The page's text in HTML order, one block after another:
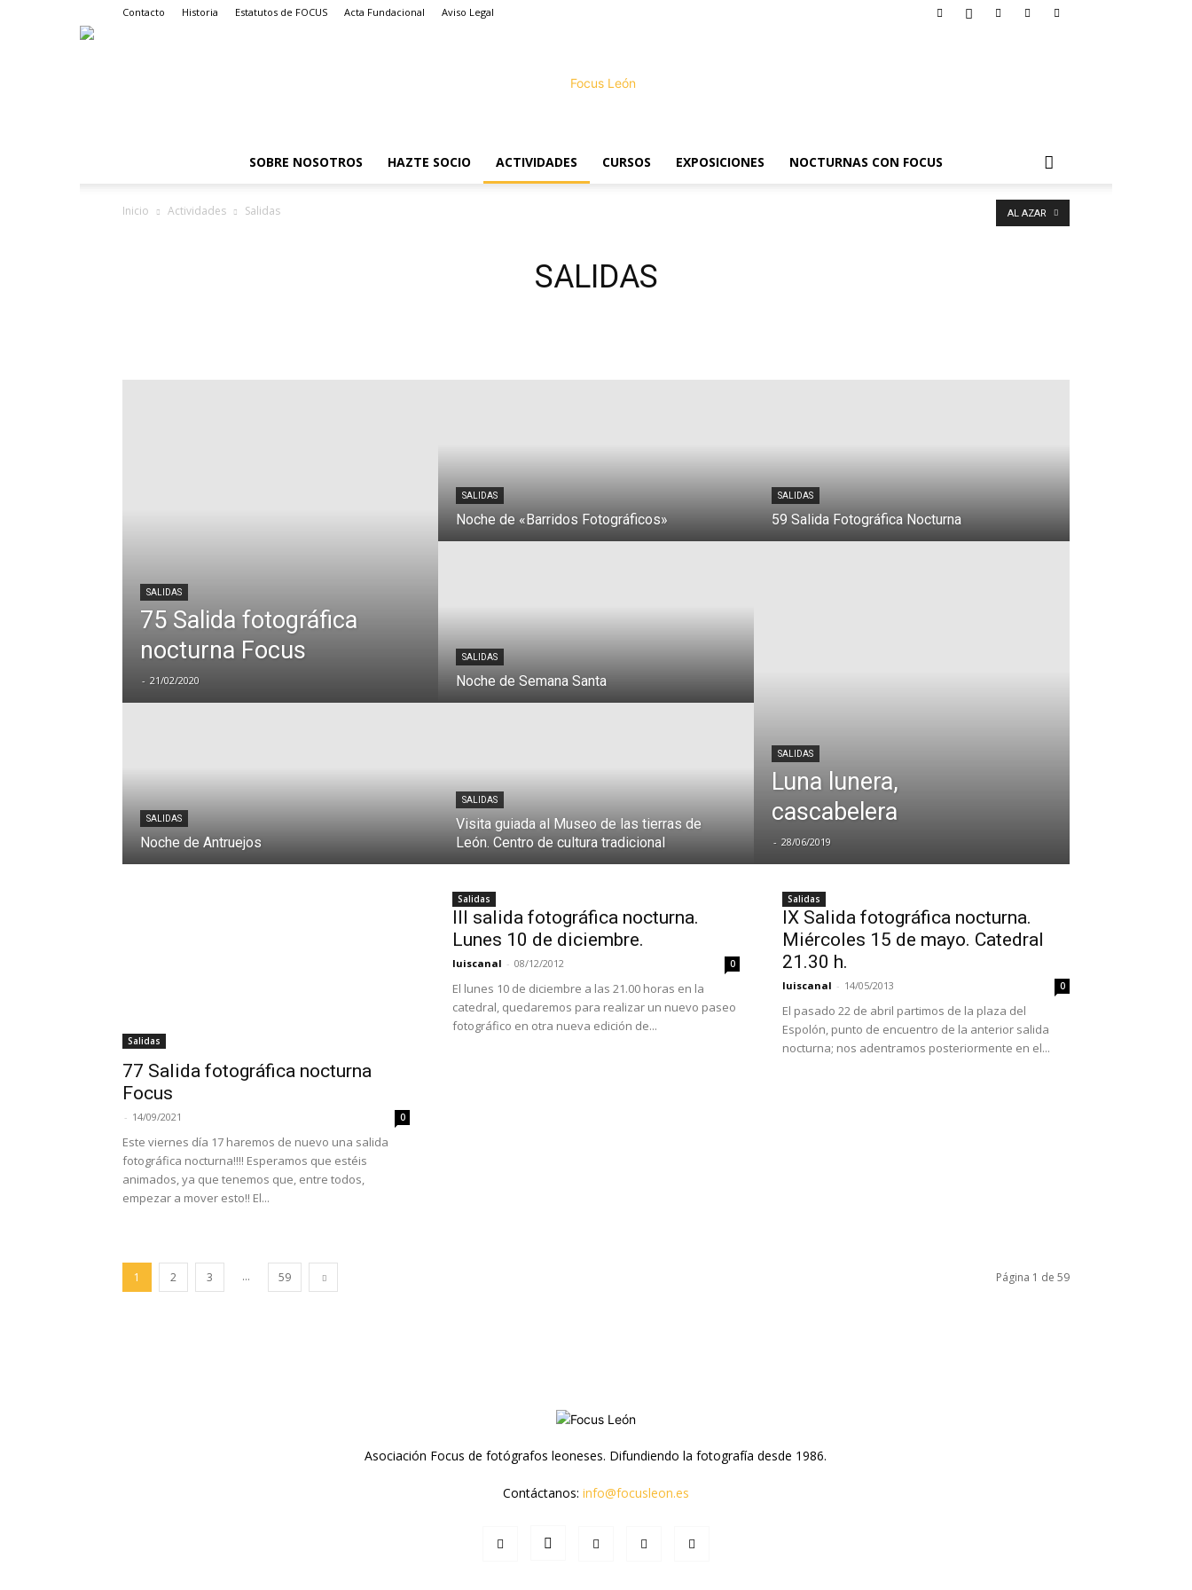
Contacto Historia Estatutos de FOCUS Acta Fundacional Aviso Legal
SOBRE NOSOTROS HAZTE SOCIO ACTIVIDADES CURSOS EXPOSICIONES NOCTURNAS CON FOCUS
Inicio Actividades Salidas
SALIDAS
AL AZAR
SALIDAS
75 Salida fotográfica
nocturna Focus
- 21/02/2020
SALIDAS
Noche de Antruejos
SALIDAS
Noche de «Barridos Fotográficos»
SALIDAS
Noche de Semana Santa
SALIDAS
Visita guiada al Museo de las tierras de
León. Centro de cultura tradicional
SALIDAS
59 Salida Fotográfica Nocturna
SALIDAS
Luna lunera,
cascabelera
- 28/06/2019
Salidas
77 Salida fotográfica nocturna
Focus
- 14/09/2021 0
Este viernes día 17 haremos de nuevo una salida
fotográfica nocturna!!!! Esperamos que estéis
animados, ya que tenemos que, entre todos,
empezar a mover esto!! El...
Salidas
III salida fotográfica nocturna.
Lunes 10 de diciembre.
luiscanal - 08/12/2012 0
El lunes 10 de diciembre a las 21.00 horas en la
catedral, quedaremos para realizar un nuevo paseo
fotográfico en otra nueva edición de...
Salidas
IX Salida fotográfica nocturna.
Miércoles 15 de mayo. Catedral
21.30 h.
luiscanal - 14/05/2013 0
El pasado 22 de abril partimos de la plaza del
Espolón, punto de encuentro de la anterior salida
nocturna; nos adentramos posteriormente en el...
1 2 3 ... 59 Página 1 de 59
Asociación Focus de fotógrafos leoneses. Difundiendo la fotografía desde 1986.
Contáctanos: info@focusleon.es